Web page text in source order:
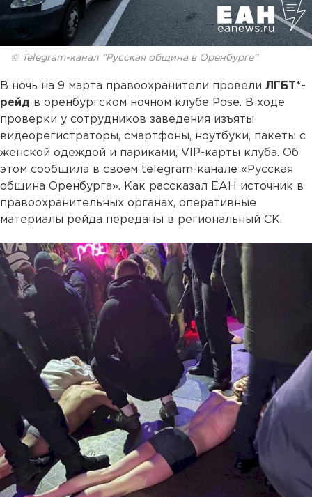
© Telegram-канал "Русская община в Оренбурге"
В ночь на 9 марта правоохранители провели ЛГБТ*-
рейд в оренбургском ночном клубе Pose. В ходе
проверки у сотрудников заведения изъяты
видеорегистраторы, смартфоны, ноутбуки, пакеты с
женской одеждой и париками, VIP-карты клуба. Об
этом сообщила в своем telegram-канале «Русская
община Оренбурга». Как рассказал ЕАН источник в
правоохранительных органах, оперативные
материалы рейда переданы в региональный СК.